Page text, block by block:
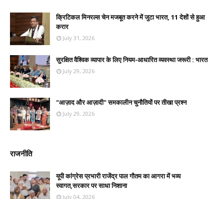
क्रिटिकल मिनरल्स चेन मजबूत करने में जुटा भारत, 11 देशों से हुआ
करार
July 31, 2026
सुरक्षित वैश्विक व्यापार के लिए नियम-आधारित व्यवस्था जरूरी : भारत
July 29, 2026
"आज़ाद और आज़ादी" समकालीन चुनौतियों पर तीखा प्रश्न
July 29, 2026
राजनीति
यूपी कांग्रेस प्रभारी राजेंद्र पाल गौतम का आगरा में भव्य
स्वागत,सरकार पर साधा निशाना
July 04, 2026